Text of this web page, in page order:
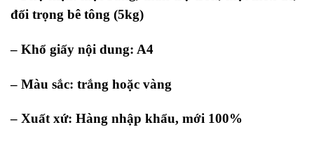
đối trọng bê tông (5kg)
– Khổ giấy nội dung: A4
– Màu sắc: trắng hoặc vàng
– Xuất xứ: Hàng nhập khẩu, mới 100%